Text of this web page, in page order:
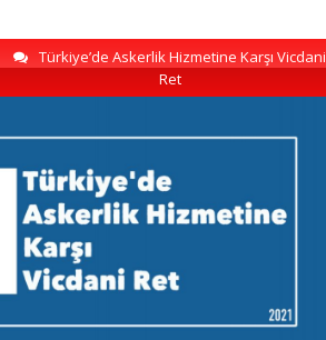
Türkiye’de Askerlik Hizmetine Karşı Vicdani
Ret